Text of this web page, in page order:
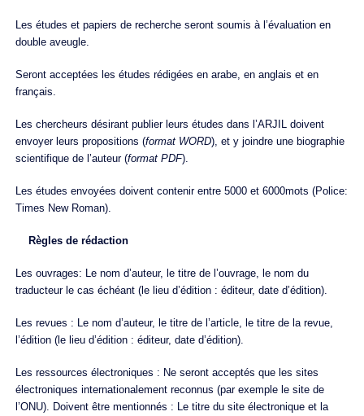
Les études et papiers de recherche seront soumis à l’évaluation en
double aveugle.
Seront acceptées les études rédigées en arabe, en anglais et en
français.
Les chercheurs désirant publier leurs études dans l’ARJIL doivent
envoyer leurs propositions (format WORD), et y joindre une biographie
scientifique de l’auteur (format PDF).
Les études envoyées doivent contenir entre 5000 et 6000mots (Police:
Times New Roman).
Règles de rédaction
Les ouvrages: Le nom d’auteur, le titre de l’ouvrage, le nom du
traducteur le cas échéant (le lieu d’édition : éditeur, date d’édition).
Les revues : Le nom d’auteur, le titre de l’article, le titre de la revue,
l’édition (le lieu d’édition : éditeur, date d’édition).
Les ressources électroniques : Ne seront acceptés que les sites
électroniques internationalement reconnus (par exemple le site de
l’ONU). Doivent être mentionnés : Le titre du site électronique et la